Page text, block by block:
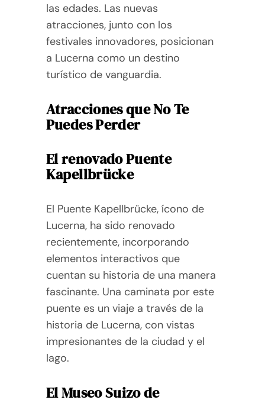
las edades. Las nuevas
atracciones, junto con los
festivales innovadores, posicionan
a Lucerna como un destino
turístico de vanguardia.
Atracciones que No Te
Puedes Perder
El renovado Puente
Kapellbrücke
El Puente Kapellbrücke, ícono de
Lucerna, ha sido renovado
recientemente, incorporando
elementos interactivos que
cuentan su historia de una manera
fascinante. Una caminata por este
puente es un viaje a través de la
historia de Lucerna, con vistas
impresionantes de la ciudad y el
lago.
El Museo Suizo de